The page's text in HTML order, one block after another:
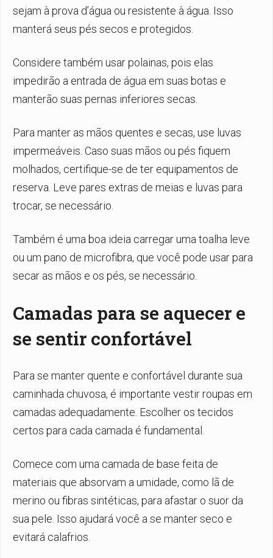
sejam à prova d’água ou resistente à água. Isso
manterá seus pés secos e protegidos.
Considere também usar polainas, pois elas
impedirão a entrada de água em suas botas e
manterão suas pernas inferiores secas.
Para manter as mãos quentes e secas, use luvas
impermeáveis. Caso suas mãos ou pés fiquem
molhados, certifique-se de ter equipamentos de
reserva. Leve pares extras de meias e luvas para
trocar, se necessário.
Também é uma boa ideia carregar uma toalha leve
ou um pano de microfibra, que você pode usar para
secar as mãos e os pés, se necessário.
Camadas para se aquecer e
se sentir confortável
Para se manter quente e confortável durante sua
caminhada chuvosa, é importante vestir roupas em
camadas adequadamente. Escolher os tecidos
certos para cada camada é fundamental.
Comece com uma camada de base feita de
materiais que absorvam a umidade, como lã de
merino ou fibras sintéticas, para afastar o suor da
sua pele. Isso ajudará você a se manter seco e
evitará calafrios.